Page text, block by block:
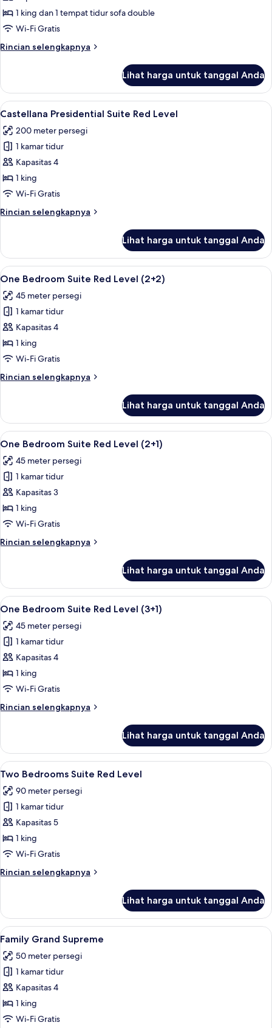
Junior
Suite
Level
1 king dan 1 tempat tidur sofa double
Wi-Fi Gratis
Rincian selengkapnya
Rincian
Deluxe
Junior
Suite
Level
Lihat harga untuk tanggal Anda
Lihat
semua
foto
untuk
Castellana
Presidential
Suite
Level
Seprai premium, selimut bulu angsa,
6
Castellana Presidential Suite Red Level
200 meter persegi
1 kamar tidur
Kapasitas 4
1 king
Wi-Fi Gratis
Rincian selengkapnya
Rincian
Castellana
Presidential
Suite
Level
Lihat harga untuk tanggal Anda
Lihat
semua
foto
untuk
One
Bedroom
Suite
Level
Seprai premium, selimut bulu angsa,
6
One Bedroom Suite Red Level (2+2)
45 meter persegi
1 kamar tidur
Kapasitas 4
1 king
Wi-Fi Gratis
Rincian selengkapnya
Rincian
One
Bedroom
Suite
Level
(2+2)
Lihat harga untuk tanggal Anda
Lihat
semua
foto
untuk
One
Bedroom
Suite
Level
Seprai premium, selimut bulu angsa,
6
One Bedroom Suite Red Level (2+1)
45 meter persegi
1 kamar tidur
Kapasitas 3
1 king
Wi-Fi Gratis
Rincian selengkapnya
Rincian
One
Bedroom
Suite
Level
(2+1)
Lihat harga untuk tanggal Anda
Lihat
semua
foto
untuk
One
Bedroom
Suite
Level
Seprai premium, selimut bulu angsa,
6
One Bedroom Suite Red Level (3+1)
45 meter persegi
1 kamar tidur
Kapasitas 4
1 king
Wi-Fi Gratis
Rincian selengkapnya
Rincian
One
Bedroom
Suite
Level
(3+1)
Lihat harga untuk tanggal Anda
Lihat
semua
foto
untuk
Two
Bedrooms
Suite
Level
Seprai premium, selimut bulu angsa,
7
Two Bedrooms Suite Red Level
90 meter persegi
1 kamar tidur
Kapasitas 5
1 king
Wi-Fi Gratis
Rincian selengkapnya
Rincian
Two
Bedrooms
Suite
Level
Lihat harga untuk tanggal Anda
Lihat
semua
foto
untuk
Family
Grand
Supreme
Seprai premium, selimut bulu angsa,
5
Family Grand Supreme
50 meter persegi
1 kamar tidur
Kapasitas 4
1 king
Wi-Fi Gratis